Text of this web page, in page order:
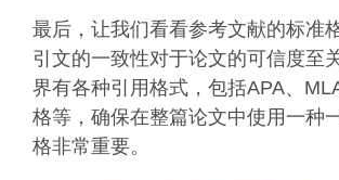
最后，让我们看看参考文献的标准
引文的一致性对于论文的可信度至
界有各种引用格式，包括APA、
格等，确保在整篇论文中使用一种
格非常重要。